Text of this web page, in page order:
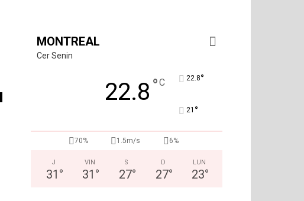
MONTREAL
Cer Senin
22.8 °C 22.8°
21 °
70% 1.5m/s 6%
J
31 °
VIN
31 °
S
27°
D
27°
LUN
23°